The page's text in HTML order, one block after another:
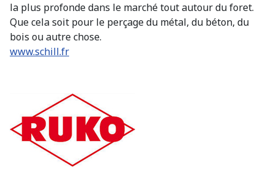
la plus profonde dans le marché tout autour du foret.
Que cela soit pour le perçage du métal, du béton, du
bois ou autre chose.
www.schill.fr